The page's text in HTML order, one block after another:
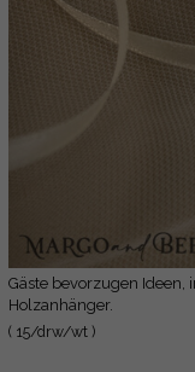
Gäste bevorzugen Ideen, individuell geformte
Holzanhänger.
( 15/drw/wt )